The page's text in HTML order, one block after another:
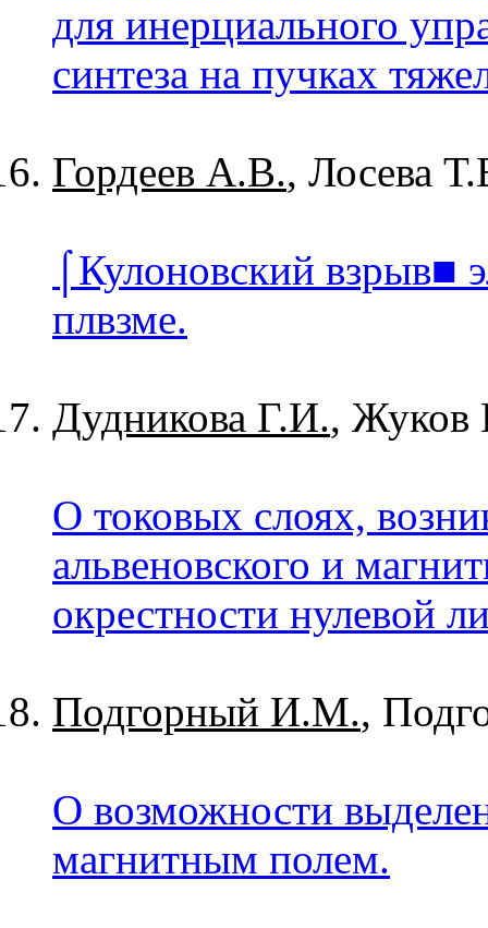
для инерциального
синтеза на пучках
Гордеев А.В., Лосева
⌠Кулоновский взрыв■
плвзме.
Дудникова Г.И., Жуков
О токовых слоях,
альвеновского и
окрестности нулевой
Подгорный И.M.,
О возможности
магнитным полем.